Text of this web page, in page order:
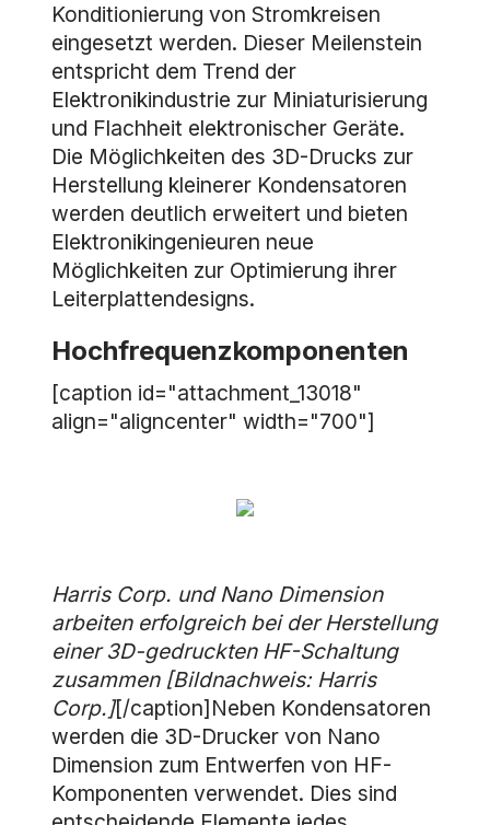
Konditionierung von Stromkreisen
eingesetzt werden. Dieser Meilenstein
entspricht dem Trend der
Elektronikindustrie zur Miniaturisierung
und Flachheit elektronischer Geräte.
Die Möglichkeiten des 3D-Drucks zur
Herstellung kleinerer Kondensatoren
werden deutlich erweitert und bieten
Elektronikingenieuren neue
Möglichkeiten zur Optimierung ihrer
Leiterplattendesigns.
Hochfrequenzkomponenten
[caption id="attachment_13018"
align="aligncenter" width="700"]
Harris Corp. und Nano Dimension
arbeiten erfolgreich bei der Herstellung
einer 3D-gedruckten HF-Schaltung
zusammen [Bildnachweis: Harris
Corp.][/caption]Neben Kondensatoren
werden die 3D-Drucker von Nano
Dimension zum Entwerfen von HF-
Komponenten verwendet. Dies sind